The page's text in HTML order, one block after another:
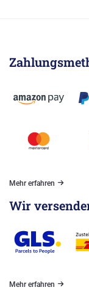
Mehr erfahren
Wir
Mehr erfahren